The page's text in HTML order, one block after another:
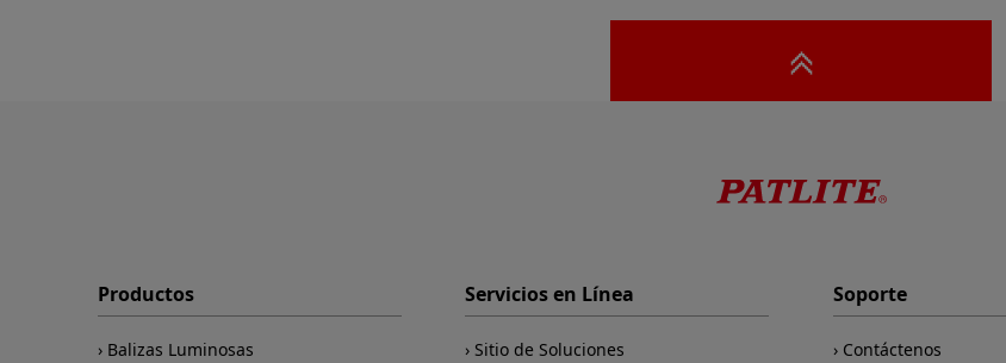
Productos
Balizas Luminosas
Servicios en Línea
Sitio de Soluciones
Soporte
Contáctenos